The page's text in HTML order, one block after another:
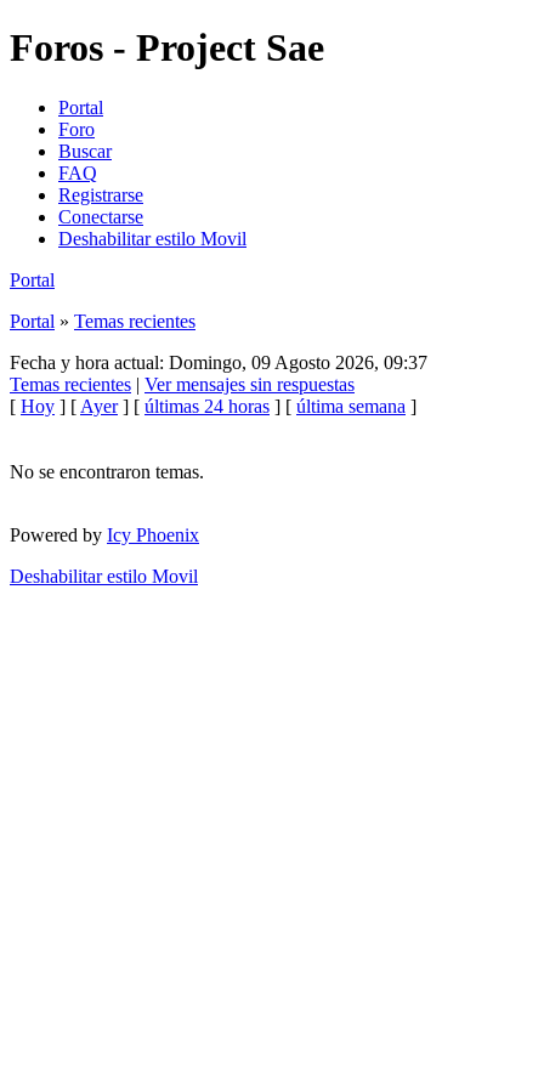
Foros - Project Sae
Portal
Foro
Buscar
FAQ
Registrarse
Conectarse
Deshabilitar estilo Movil
Portal
Portal » Temas recientes
Fecha y hora actual: Domingo, 09 Agosto 2026, 09:37
Temas recientes | Ver mensajes sin respuestas
[ Hoy ] [ Ayer] [ últimas 24 horas ] [ última semana ]
No se encontraron temas.
Powered by Icy Phoenix
Deshabilitar estilo Movil